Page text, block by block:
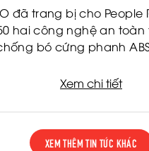
đã trang bị cho People
hai công nghệ an toàn
bó cứng phanh
dụng rộng rãi trên các
rủi ro trong nhiều
hành thực tế.
Xem chi tiết
XEM THÊM TIN TỨC KHÁC